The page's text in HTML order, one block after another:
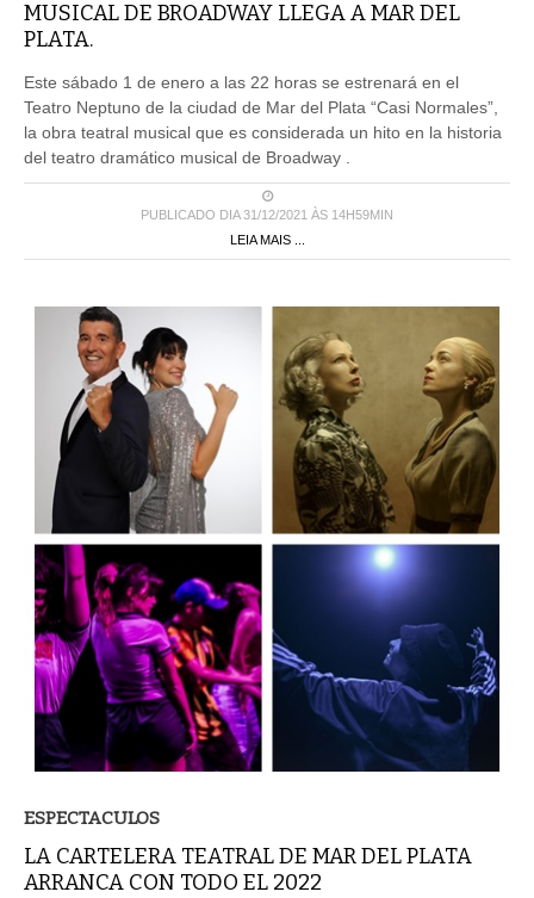
MUSICAL DE BROADWAY LLEGA A MAR DEL
PLATA.
Este sábado 1 de enero a las 22 horas se estrenará en el
Teatro Neptuno de la ciudad de Mar del Plata “Casi Normales”,
la obra teatral musical que es considerada un hito en la historia
del teatro dramático musical de Broadway .
PUBLICADO DIA 31/12/2021 ÀS 14H59MIN
LEIA MAIS ...
ESPECTACULOS
LA CARTELERA TEATRAL DE MAR DEL PLATA
ARRANCA CON TODO EL 2022